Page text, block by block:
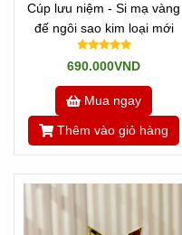
Cúp lưu niệm - Si mạ vàng
đế ngôi sao kim loại mới
690.000VND
Mua ngay
Thêm vào giỏ hàng